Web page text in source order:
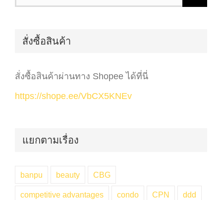
สั่งซื้อสินค้า
สั่งซื้อสินค้าผ่านทาง Shopee ได้ที่นี่
https://shope.ee/VbCX5KNEv
แยกตามเรื่อง
banpu beauty CBG
competitive advantages condo CPN ddd